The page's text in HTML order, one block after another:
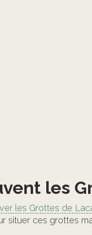
les
les Grottes de
situer ces grottes